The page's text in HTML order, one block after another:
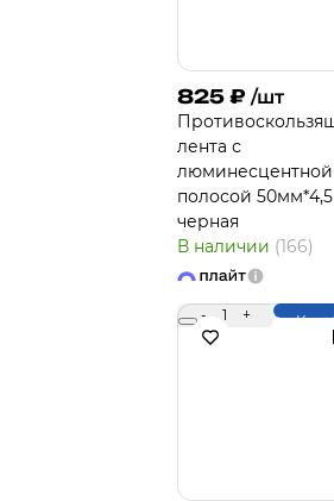
825 ₽ /шт
лента с
люминесцентной
полосой
черная
В наличии (166)
- 1 +